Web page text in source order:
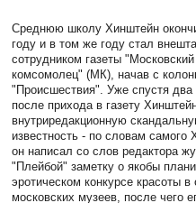
Среднюю школу Хинштейн
году и в том же году стал
сотрудником газеты "Московский
комсомолец" (МК), начав с
"Происшествия". Уже спустя два
после прихода в газету
внутриредакционную
известность - по словам самого
он написал со слов редактора
"Плейбой" заметку о якобы
эротическом конкурсе красоты в
московских музеев, после чего